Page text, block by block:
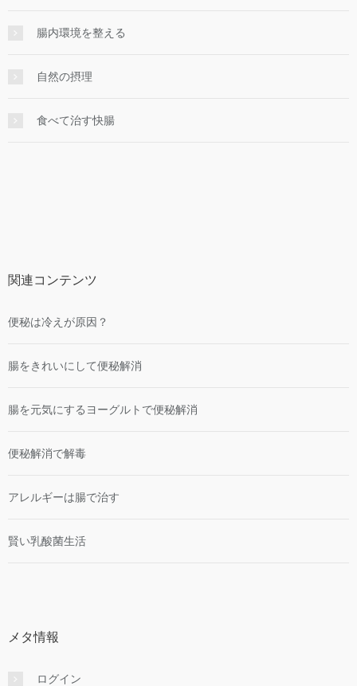
腸内環境を整える
自然の摂理
食べて治す快腸
関連コンテンツ
便秘は冷えが原因？
腸をきれいにして便秘解消
腸を元気にするヨーグルトで便秘解消
便秘解消で解毒
アレルギーは腸で治す
賢い乳酸菌生活
メタ情報
ログイン